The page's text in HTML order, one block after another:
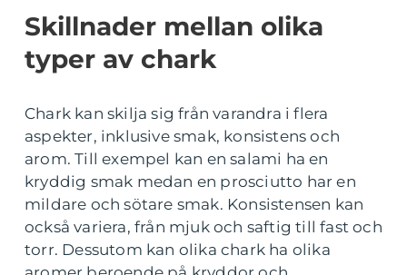
Skillnader mellan olika
typer av chark
Chark kan skilja sig från varandra i flera
aspekter, inklusive smak, konsistens och
arom. Till exempel kan en salami ha en
kryddig smak medan en prosciutto har en
mildare och sötare smak. Konsistensen kan
också variera, från mjuk och saftig till fast och
torr. Dessutom kan olika chark ha olika